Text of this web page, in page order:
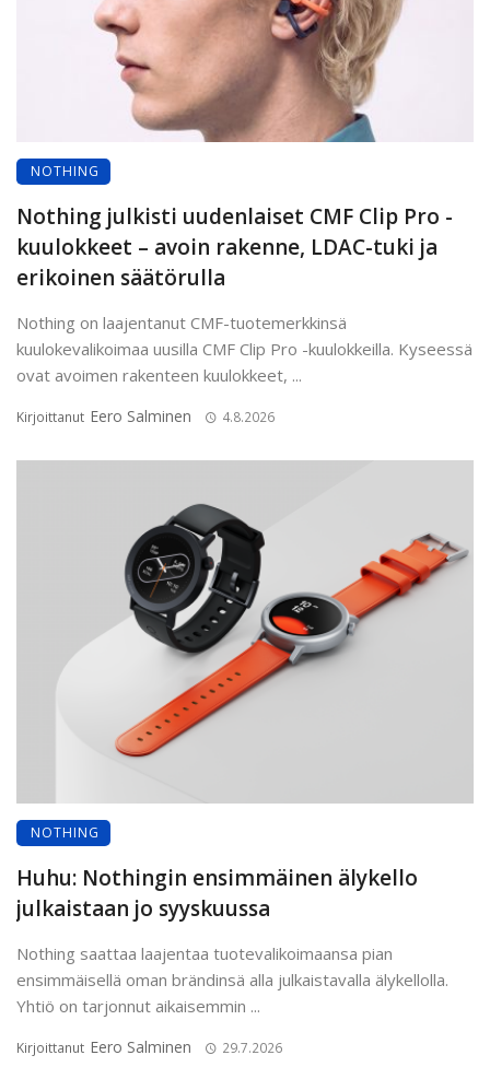
NOTHING
Nothing julkisti uudenlaiset CMF Clip Pro -
kuulokkeet – avoin rakenne, LDAC-tuki ja
erikoinen säätörulla
Nothing on laajentanut CMF-tuotemerkkinsä
kuulokevalikoimaa uusilla CMF Clip Pro -kuulokkeilla. Kyseessä
ovat avoimen rakenteen kuulokkeet, ...
Kirjoittanut Eero Salminen 4.8.2026
NOTHING
Huhu: Nothingin ensimmäinen älykello
julkaistaan jo syyskuussa
Nothing saattaa laajentaa tuotevalikoimaansa pian
ensimmäisellä oman brändinsä alla julkaistavalla älykellolla.
Yhtiö on tarjonnut aikaisemmin ...
Kirjoittanut Eero Salminen 29.7.2026